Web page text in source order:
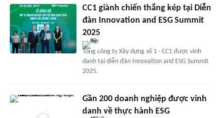
CC1 giành chiến thắng kép tại Diễn
đàn Innovation and ESG Summit
2025
Tổng công ty Xây dựng số 1 - CC1 được vinh
danh tại diễn đàn Innovation and ESG Summit
2025.
Gần 200 doanh nghiệp được vinh
danh về thực hành ESG